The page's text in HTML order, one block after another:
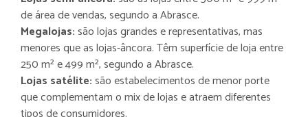
de área de vendas, segundo a Abrasce.
Megalojas:são lojas grandes e representativas, mas
menores que as lojas-âncora. Têm superfície de loja entre
250 m² e 499 m², segundo a Abrasce.
Lojas satélite:são estabelecimentos de menor porte
que complementam o mix de lojas e atraem diferentes